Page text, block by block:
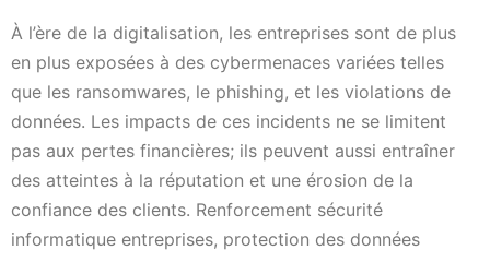
À l’ère de la digitalisation, les entreprises sont de plus
en plus exposées à des cybermenaces variées telles
que les ransomwares, le phishing, et les violations de
données. Les impacts de ces incidents ne se limitent
pas aux pertes financières; ils peuvent aussi entraîner
des atteintes à la réputation et une érosion de la
confiance des clients. Renforcement sécurité
informatique entreprises, protection des données